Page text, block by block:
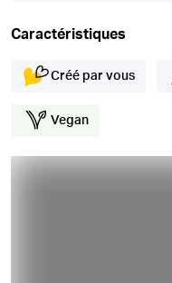
Caractéristiques
Créé par vous
Vegan